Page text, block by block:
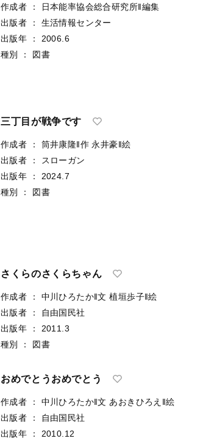
作成者 ：
日本能率協会総合研究所‖編集
出版者
：
生活情報センター
出版年
：
2006.6
種別
： 図書
三丁目が戦争です
作成者 ： 筒井康隆‖作 永井豪‖絵
出版者
：
スローガン
出版年
：
2024.7
種別
： 図書
さくらのさくらちゃん
作成者 ： 中川ひろたか‖文 植垣歩子‖絵
出版者
：
自由国民社
出版年
：
2011.3
種別
： 図書
おめでとうおめでとう
作成者 ： 中川ひろたか‖文 あおきひろえ‖絵
出版者
：
自由国民社
出版年
：
2010.12